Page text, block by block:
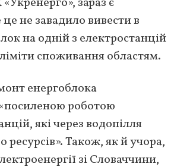
не завадило вивести в
на одній з електростанцій
споживання областям.
енергоблока
роботою
які через водопілля
ресурсів». Також, як й учора,
зі Словаччини,